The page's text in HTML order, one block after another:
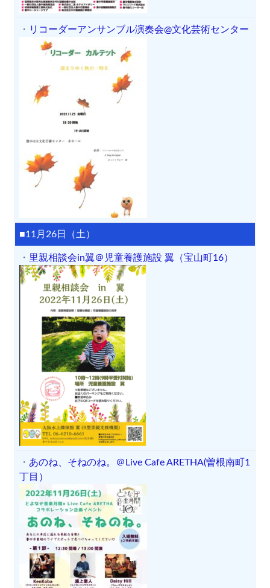
・ リコーダーアンサンブル演奏会@文化芸術センター
■11月26日（土）
・ 里親相談会in翼＠児童養護施設 翼（宝山町16）
・ あのね、そねのね。＠Live Cafe ARETHA(曽根南町1
丁目）